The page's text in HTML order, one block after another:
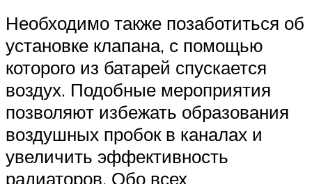
Необходимо также позаботиться об
установке клапана, с помощью
которого из батарей спускается
воздух. Подобные мероприятия
позволяют избежать образования
воздушных пробок в каналах и
увеличить эффективность
радиаторов. Обо всех